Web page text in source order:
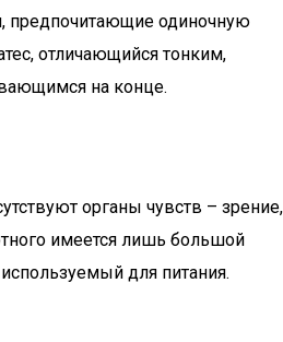
предпочитающие одиночную
отличающийся тонким,
на конце.
органы чувств – зрение,
имеется лишь большой
для питания.